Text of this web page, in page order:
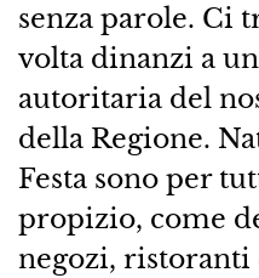
senza parole. Ci
volta dinanzi a
autoritaria del
della Regione.
Festa sono per
propizio, come
negozi, ristoranti